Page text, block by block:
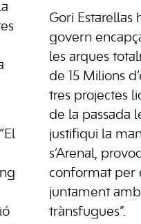
Gori Estarellas
govern
les arques
de 15 Milions
tres projectes
de la passada
justifiqui la
s’Arenal,
conformat per el
juntament
trànsfugues”.